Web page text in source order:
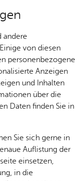
oder
oder Schulsport,
aller sportlichen
andere
von diesen
personenbezogene
Anzeigen
und Inhalten
über die
Daten finden Sie in
Sie sich gerne in
Auflistung der
einsetzen,
in die